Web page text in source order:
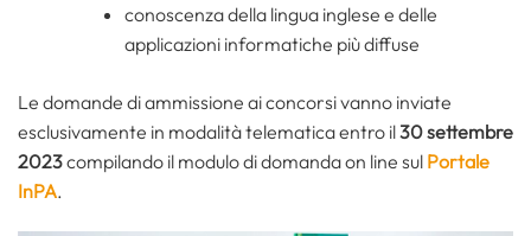
conoscenza della lingua inglese e delle
applicazioni informatiche più diffuse
Le domande di ammissione ai concorsi vanno inviate
esclusivamente in modalità telematica entro il30 settembre
2023compilando il modulo di domanda on line sul Portale
InPA.